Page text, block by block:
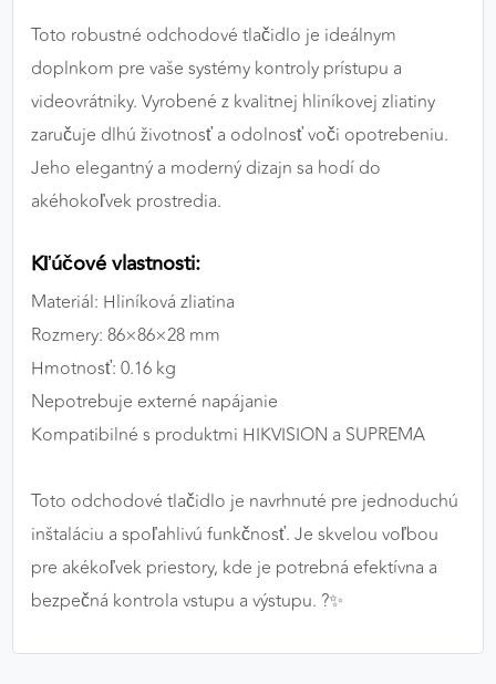
Toto robustné odchodové tlačidlo je ideálnym
doplnkom pre vaše systémy kontroly prístupu a
videovrátniky. Vyrobené z kvalitnej hliníkovej zliatiny
zaručuje dlhú životnosť a odolnosť voči opotrebeniu.
Jeho elegantný a moderný dizajn sa hodí do
akéhokoľvek prostredia.
Kľúčové vlastnosti:
Materiál: Hliníková zliatina
Rozmery: 86×86×28 mm
Hmotnosť: 0.16 kg
Nepotrebuje externé napájanie
Kompatibilné s produktmi HIKVISION a SUPREMA
Toto odchodové tlačidlo je navrhnuté pre jednoduchú
inštaláciu a spoľahlivú funkčnosť. Je skvelou voľbou
pre akékoľvek priestory, kde je potrebná efektívna a
bezpečná kontrola vstupu a výstupu. ?✨
Google Analytics
Poskytovateľ: Google
MARKETINGOVÉ COOKIES
správania používateľov naprieč webovými
stránkami. Umožňujú nám a našim partnerom
našom webe aj v reklamných sieťach tretích strán.
Google Ads
Poskytovateľ: Google